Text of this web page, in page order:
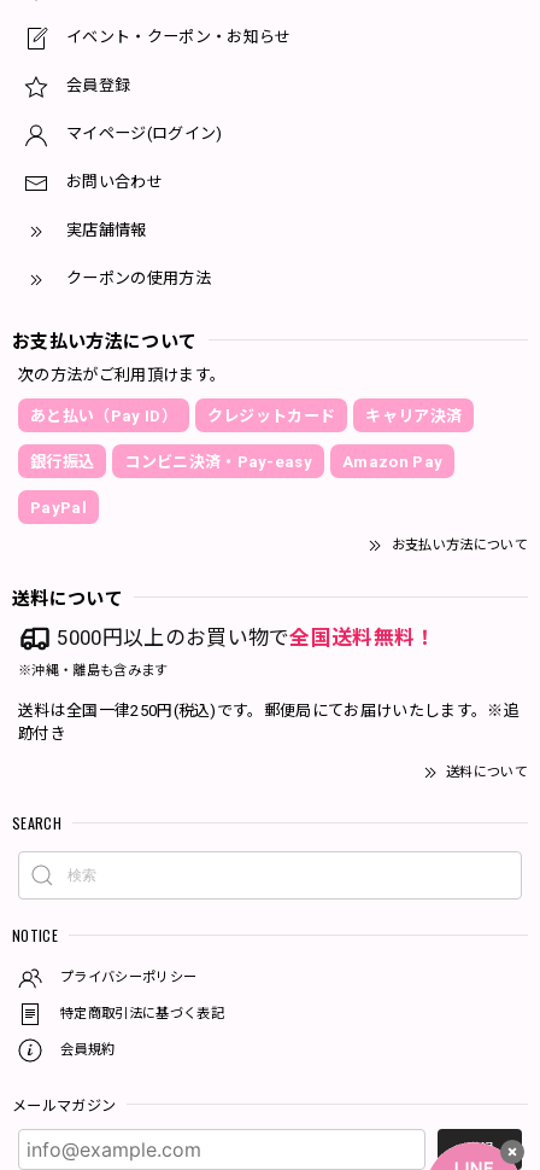
イベント・クーポン・お知らせ
会員登録
マイページ(ログイン)
お問い合わせ
実店舗情報
クーポンの使用方法
お支払い方法について
次の方法がご利用頂けます。
あと払い（Pay ID） クレジットカード キャリア決済
銀行振込 コンビニ決済・Pay-easy Amazon Pay
PayPal
お支払い方法について
送料について
5000円以上のお買い物で全国送料無料！
※沖縄・離島も含みます
送料は全国一律250円(税込)です。郵便局にてお届けいたします。※追
跡付き
送料について
SEARCH
NOTICE
プライバシーポリシー
特定商取引法に基づく表記
会員規約
メールマガジン
登録